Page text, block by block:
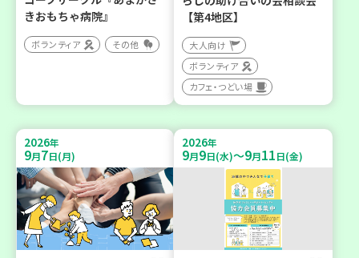
きおもちゃ病院』
ボランティア その他
【第4地区】
大人向け
ボランティア
カフェ・つどい場
2026年
9月7日(月)
2026年
9月9日(水)～9月11日(金)